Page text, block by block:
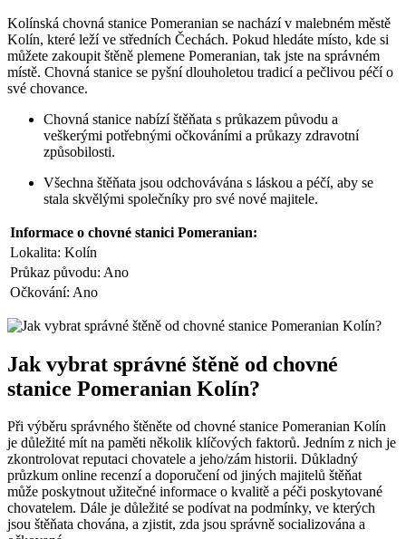
Kolínská ⁢chovná stanice ⁤Pomeranian se nachází v malebném městě
Kolín, které leží ve středních Čechách. Pokud⁢ hledáte místo, ⁤kde si
můžete zakoupit štěně plemene Pomeranian, tak jste na správném
místě. Chovná⁢ stanice se pyšní dlouholetou tradicí a pečlivou ⁣péčí o
své chovance.
Chovná‍ stanice nabízí štěňata s ⁢průkazem původu a
veškerými potřebnými očkováními a průkazy zdravotní
způsobilosti.
Všechna štěňata jsou odchovávána s láskou​ a ‍péčí,⁣ aby se
stala skvělými společníky pro své nové majitele.
Informace o chovné stanici Pomeranian:
Lokalita:​ Kolín
Průkaz původu: Ano
Očkování: Ano
Jak vybrat správné štěně od chovné
stanice Pomeranian Kolín?
Při ‍výběru správného štěněte od chovné stanice Pomeranian Kolín
je důležité ⁢mít na paměti několik klíčových faktorů. Jedním z nich je
zkontrolovat reputaci chovatele a⁤ jeho/zám ⁣historii. Důkladný
‍průzkum ⁣online ​recenzí a doporučení od jiných majitelů štěňat
může poskytnout užitečné informace o kvalitě a péči poskytované
chovatelem. Dále​ je‍ důležité se podívat na podmínky, ve kterých
jsou štěňata chována, a zjistit, zda jsou ‍správně socializována ‌a